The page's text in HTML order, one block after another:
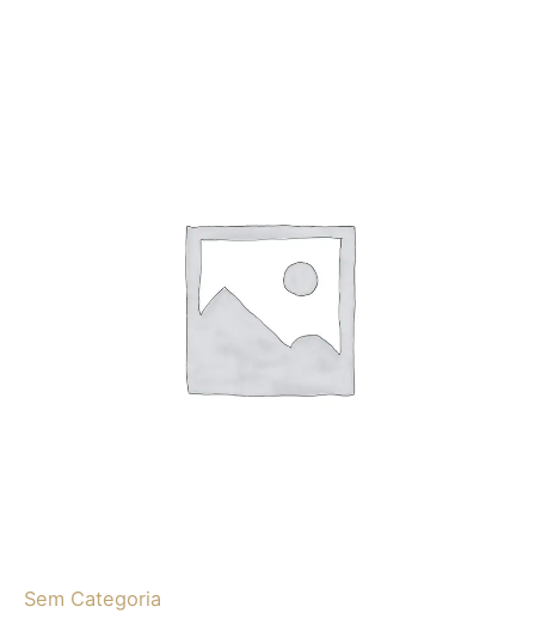
Sem Categoria